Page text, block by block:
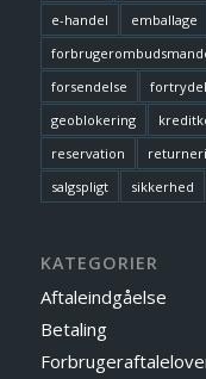
e-handel
emballage
forsendelse
geoblokering
reservation
salgspligt
sikkerhed
KATEGORIER
Aftaleindgåelse
Betaling